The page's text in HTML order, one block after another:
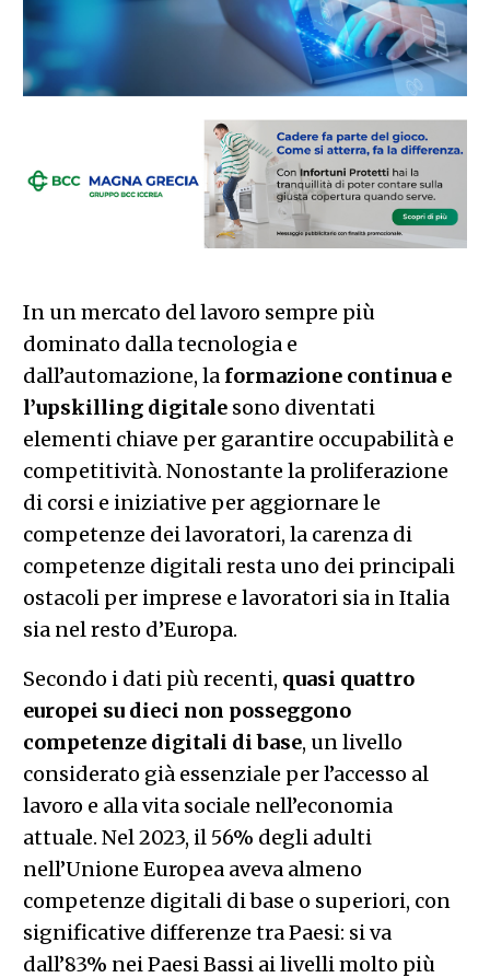
In un mercato del lavoro sempre più
dominato dalla tecnologia e
dall’automazione, la formazione continua e
l’upskilling digitalesono diventati
elementi chiave per garantire occupabilità e
competitività. Nonostante la proliferazione
di corsi e iniziative per aggiornare le
competenze dei lavoratori, la carenza di
competenze digitali resta uno dei principali
ostacoli per imprese e lavoratori sia in Italia
sia nel resto d’Europa.
Secondo i dati più recenti, quasi quattro
europei su dieci non posseggono
competenze digitali di base, un livello
considerato già essenziale per l’accesso al
lavoro e alla vita sociale nell’economia
attuale. Nel 2023, il 56% degli adulti
nell’Unione Europea aveva almeno
competenze digitali di base o superiori, con
significative differenze tra Paesi: si va
dall’83% nei Paesi Bassi ai livelli molto più